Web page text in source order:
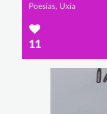
Poesías, Uxía
11